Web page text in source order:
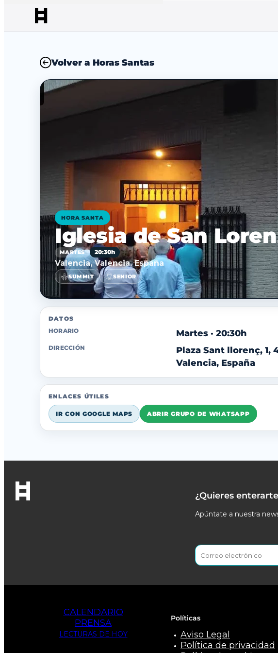
Volver a Horas Santas
HORA SANTA
Iglesia de San
MARTES 20:30h
Valencia, Valencia, España
SUMMIT SENIOR
DATOS
HORARIO
Martes · 20:30h
DIRECCIÓN
Plaza Sant llorenç, 1,
Valencia, España
ENLACES ÚTILES
IR CON GOOGLE MAPS ABRIR GRUPO DE WHATSAPP
¿Quieres
Apúntate a nuestra
CALENDARIO
PRENSA
LECTURAS DE HOY
Políticas
Aviso Legal
Política de privacidad